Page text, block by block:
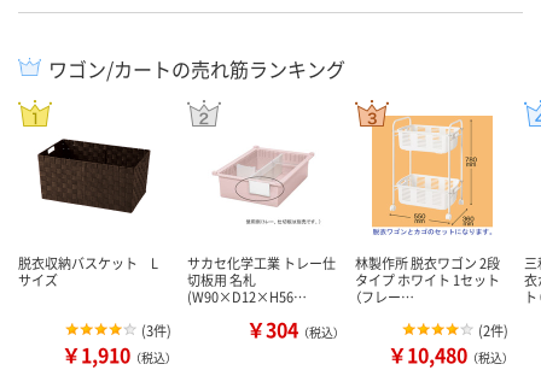
ワゴン/カートの売れ筋ランキング
脱衣収納バスケット L
サイズ
(3件)
￥1,910 （税込）
サカセ化学工業 トレー仕
切板用 名札
(W90×D12×H56…
￥304 （税込）
林製作所 脱衣ワゴン 2段
タイプ ホワイト 1セット
（フレー…
(2件)
￥10,480 （税込）
衣